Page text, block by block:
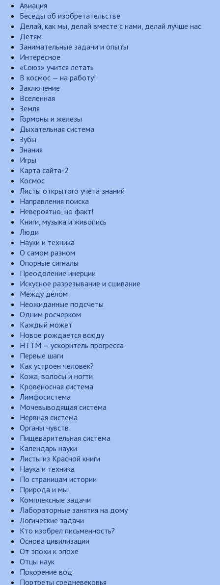
Авиация
Беседы об изобретательстве
Делай, как мы, делай вместе с нами, делай лучше нас
Детям
Занимательные задачи и опыты
Интересное
«Союз» учится летать
В космос — на работу!
Заключение
Вселенная
Земля
Гормоны и железы
Дыхательная система
Зубы
Знания
Игры
Карта сайта-2
Космос
Листы открытого учета знаний
Направления поиска
Невероятно, но факт!
Книги, музыка и живопись
Люди
Науки и техника
О самом разном
Опорные сигналы
Преодоление инерции
Искусное разрезывание и сшивание
Между делом
Неожиданные подсчеты
Одним росчерком
Каждый может
Новое рождается всюду
НТТМ — ускоритель прогресса
Первые шаги
Как устроен человек?
Кожа, волосы и ногти
Кровеносная система
Лимфосистема
Мочевыводящая система
Нервная система
Органы чувств
Пищеварительная система
Календарь науки
Листы из Красной книги
Наука и техника
По страницам истории
Природа и мы
Комплексные задачи
Лабораторные занятия на дому
Логические задачи
Кто изобрел письменность?
Основа цивилизации
От эпохи к эпохе
Отцы наук
Покорение вод
Портреты средневековья